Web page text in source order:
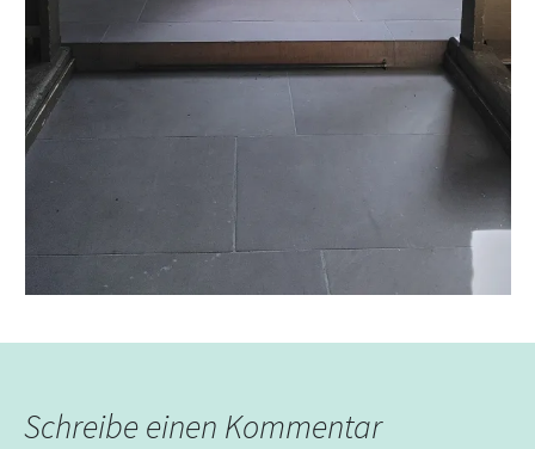
Schreibe einen Kommentar